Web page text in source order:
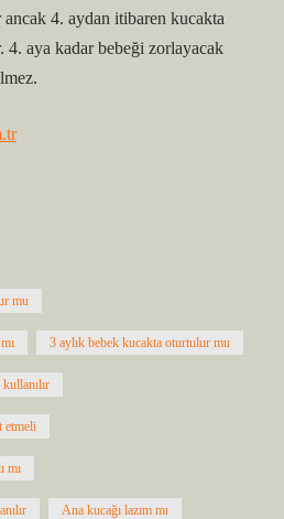
4. aydan itibaren kucakta
4. aya kadar bebeği zorlayacak
mu
3 aylık bebek kucakta oturtulur mu
etmeli
mı
Ana kucağı lazım mı